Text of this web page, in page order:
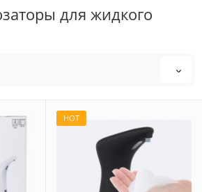
для жидкого
HOT